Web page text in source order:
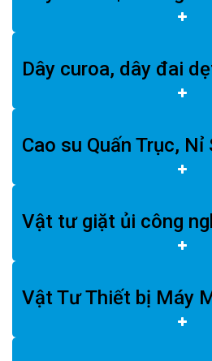
Dây curoa, dây đai
Cao su Quấn Trục, Nỉ
Vật tư giặt ủi công
Vật Tư Thiết bị Máy